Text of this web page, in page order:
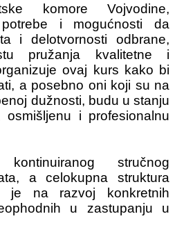
komore Vojvodine,
i mogućnosti da
i delotvornosti odbrane,
pružanja kvalitetne i
ovaj kurs kako bi
a posebno oni koji su na
dužnosti, budu u stanju
i profesionalnu
stručnog
a celokupna struktura
je na razvoj konkretnih
u zastupanju u